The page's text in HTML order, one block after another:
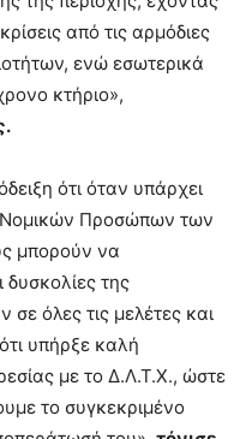
από τις αρμόδιες
ενώ εσωτερικά
κτήριο»,
ότι όταν υπάρχει
Προσώπων των
μπορούν να
δυσκολίες της
όλες τις μελέτες και
υπήρξε καλή
με το Δ.Λ.Τ.Χ., ώστε
το συγκεκριμένο